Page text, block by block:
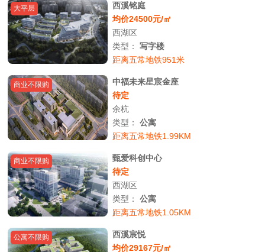
大平层
西溪铭庭
均价24500元/㎡
西湖区
类型：写字楼
距离五常地铁951米
商业不限购
中福未来星宸金座
待定
余杭
类型：公寓
距离五常地铁1.99KM
商业不限购
甄爱科创中心
待定
西湖区
类型：公寓
距离五常地铁1.05KM
公寓不限购
西溪宸悦
均价29167元/㎡